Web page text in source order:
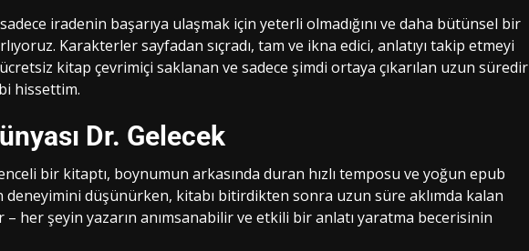
iradenin başarıya ulaşmak için yeterli olmadığını ve daha bütünsel bir
Karakterler sayfadan sıçradı, tam ve ikna edici, anlatıyı takip etmeyi
kitap çevrimiçi saklanan ve sadece şimdi ortaya çıkarılan uzun süredir
hissettim.
Dr. Gelecek
bir kitaptı, boynumun arkasında duran hızlı temposu ve yoğun epub
deneyimini düşünürken, kitabı bitirdikten sonra uzun süre aklımda kalan
her şeyin yazarın anımsanabilir ve etkili bir anlatı yaratma becerisinin